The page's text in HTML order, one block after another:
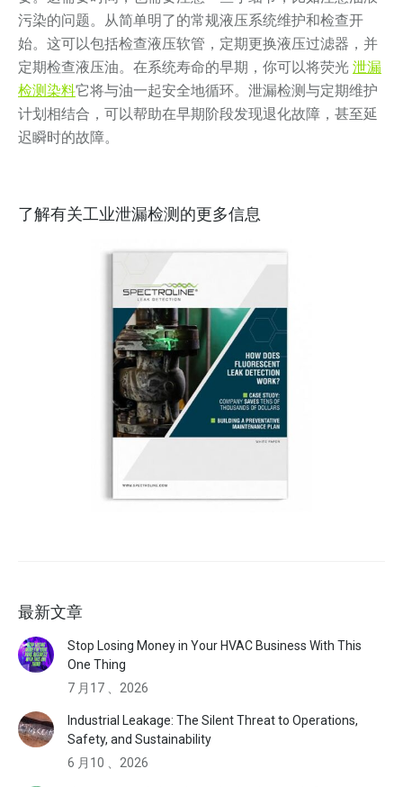
污染的问题。从简单明了的常规液压系统维护和检查开
始。这可以包括检查液压软管，定期更换液压过滤器，并
定期检查液压油。在系统寿命的早期，你可以将荧光 泄漏
检测染料它将与油一起安全地循环。泄漏检测与定期维护
计划相结合，可以帮助在早期阶段发现退化故障，甚至延
迟瞬时的故障。
了解有关工业泄漏检测的更多信息
最新文章
Stop Losing Money in Your HVAC Business With This
One Thing
7 月17 、2026
Industrial Leakage: The Silent Threat to Operations,
Safety, and Sustainability
6 月10 、2026